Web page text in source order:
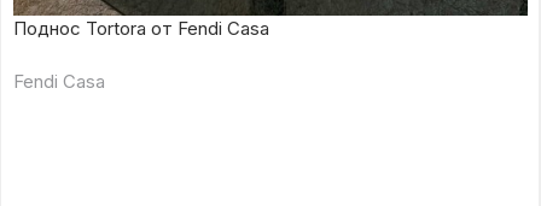
Поднос Tortora от Fendi Casa
Fendi Casa